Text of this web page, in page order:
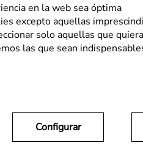
en la web sea óptima
excepto aquellas
solo aquellas que
las que sean
Configurar